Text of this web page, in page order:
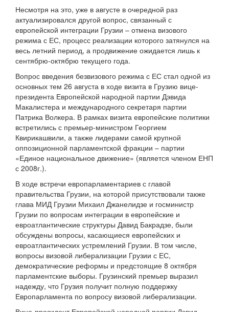
Несмотря на это, уже в августе в очередной раз
актуализировался другой вопрос, связанный с
европейской интеграции Грузии – отмена визового
режима с ЕС, процесс реализации которого затянулся на
весь летний период, а продвижение ожидается лишь к
сентябрю-октябрю текущего года.
Вопрос введения безвизового режима с ЕС стал одной из
основных тем 26 августа в ходе визита в Грузию вице-
президента Европейской народной партии Дэвида
Макалистера и международного секретаря партии
Патрика Волкера. В рамках визита европейские политики
встретились с премьер-министром Георгием
Квирикашвили, а также лидерами самой крупной
оппозиционной парламентской фракции – партии
«Единое национальное движение» (является членом ЕНП
с 2008г.).
В ходе встречи европарламентариев с главой
правительства Грузии, на которой присутствовали также
глава МИД Грузии Михаил Джанелидзе и госминистр
Грузии по вопросам интеграции в европейские и
евроатлантические структуры Давид Бакрадзе, были
обсуждены вопросы, касающиеся европейских и
евроатлантических устремлений Грузии. В том числе,
вопросы визовой либерализации Грузии с ЕС,
демократические реформы и предстоящие 8 октября
парламентские выборы. Грузинский премьер выразил
надежду, что Грузия получит полную поддержку
Европарламента по вопросу визовой либерализации.